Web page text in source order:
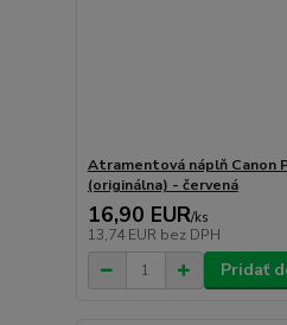
Atramentová náplň Canon
(originálna) - červená
16,90 EUR/ks
13,74 EUR bez DPH
Pridať